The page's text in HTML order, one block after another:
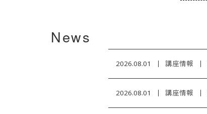
News
2026.08.01 講座情報
2026.08.01 講座情報